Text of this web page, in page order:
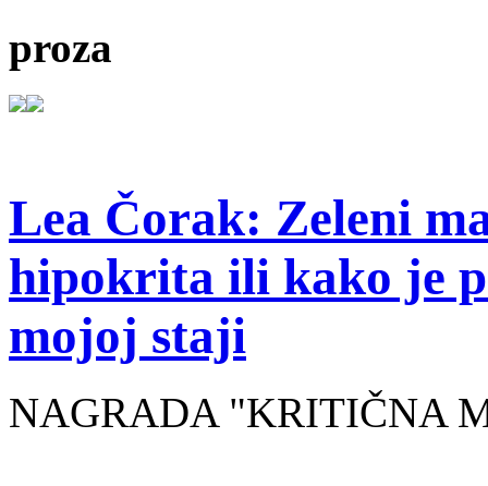
proza
Lea Čorak: Zeleni
hipokrita ili kako je
mojoj staji
NAGRADA "KRITIČNA